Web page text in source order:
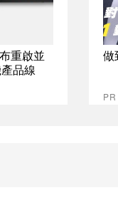
重啟並
品線
做